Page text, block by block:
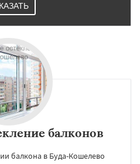
балконов
балкона в Буда-Кошелево